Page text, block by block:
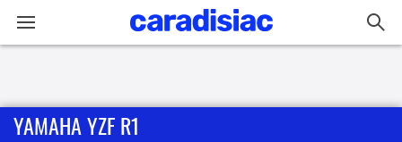
Accueil
YAMAHA YZF R1